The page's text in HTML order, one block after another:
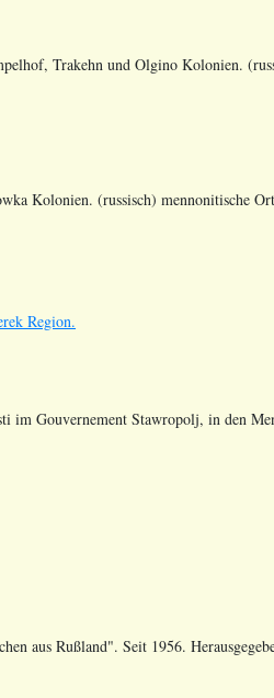
Trakehn und Olgino Kolonien.
Kolonien. (russisch) mennonitische
Region.
im Gouvernement Stawropolj, in den
aus Rußland". Seit 1956.